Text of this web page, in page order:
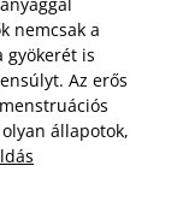
nemcsak a
is
Az erős
állapotok,